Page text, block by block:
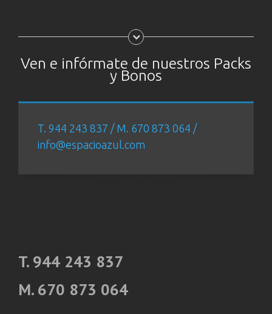
Ven e infórmate de nuestros Packs
y Bonos
T. 944 243 837 / M. 670 873 064 /
info@espacioazul.com
T. 944 243 837
M. 670 873 064